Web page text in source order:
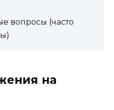
вопросы (часто
на